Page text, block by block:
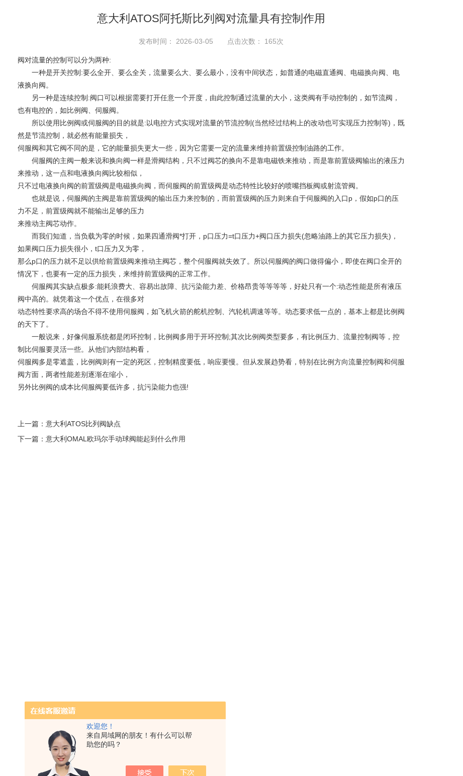
欢迎您！
来自局域网的朋友！有什么可以帮
助您的吗？
意大利ATOS阿托斯比列阀对流量具有控制作用
发布时间： 2026-03-05 点击次数： 165次
阀对流量的控制可以分为两种:
一种是开关控制:要么全开、要么全关，流量要么大、要么最小，没有中间状态，如普通的电磁直通阀、电磁换向阀、电
液换向阀。
另一种是连续控制:阀口可以根据需要打开任意一个开度，由此控制通过流量的大小，这类阀有手动控制的，如节流阀，
也有电控的，如比例阀、伺服阀。
所以使用比例阀或伺服阀的目的就是:以电控方式实现对流量的节流控制(当然经过结构上的改动也可实现压力控制等)，既
然是节流控制，就必然有能量损失，
伺服阀和其它阀不同的是，它的能量损失更大一些，因为它需要一定的流量来维持前置级控制油路的工作。
伺服阀的主阀一般来说和换向阀一样是滑阀结构，只不过阀芯的换向不是靠电磁铁来推动，而是靠前置级阀输出的液压力
来推动，这一点和电液换向阀比较相似，
只不过电液换向阀的前置级阀是电磁换向阀，而伺服阀的前置级阀是动态特性比较好的喷嘴挡板阀或射流管阀。
也就是说，伺服阀的主阀是靠前置级阀的输出压力来控制的，而前置级阀的压力则来自于伺服阀的入口p，假如p口的压
力不足，前置级阀就不能输出足够的压力
来推动主阀芯动作。
而我们知道，当负载为零的时候，如果四通滑阀*打开，p口压力=t口压力+阀口压力损失(忽略油路上的其它压力损失)，
如果阀口压力损失很小，t口压力又为零，
那么p口的压力就不足以供给前置级阀来推动主阀芯，整个伺服阀就失效了。所以伺服阀的阀口做得偏小，即使在阀口全开的
情况下，也要有一定的压力损失，来维持前置级阀的正常工作。
伺服阀其实缺点极多:能耗浪费大、容易出故障、抗污染能力差、价格昂贵等等等等，好处只有一个:动态性能是所有液压
阀中高的。就凭着这一个优点，在很多对
动态特性要求高的场合不得不使用伺服阀，如飞机火箭的舵机控制、汽轮机调速等等。动态要求低一点的，基本上都是比例阀
的天下了。
一般说来，好像伺服系统都是闭环控制，比例阀多用于开环控制;其次比例阀类型要多，有比例压力、流量控制阀等，控
制比伺服要灵活一些。从他们内部结构看，
伺服阀多是零遮盖，比例阀则有一定的死区，控制精度要低，响应要慢。但从发展趋势看，特别在比例方向流量控制阀和伺服
阀方面，两者性能差别逐渐在缩小，
另外比例阀的成本比伺服阀要低许多，抗污染能力也强!
上一篇： 意大利ATOS比列阀缺点
下一篇： 意大利OMAL欧玛尔手动球阀能起到什么作用